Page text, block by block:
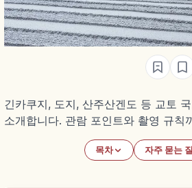
긴카쿠지, 도지, 산주산겐도 등 교토
소개합니다. 관람 포인트와 촬영 규칙
목차 자주 묻는